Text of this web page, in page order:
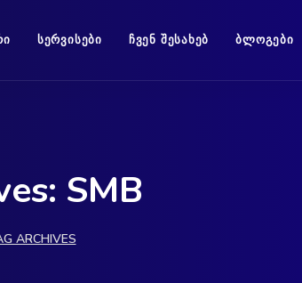
ᲡᲔᲠᲕᲘᲡᲔᲑᲘ ᲩᲕᲔᲜ ᲨᲔᲡᲐᲮᲔᲑ ᲑᲚᲝᲒᲔᲑᲘ
SMB
ARCHIVES